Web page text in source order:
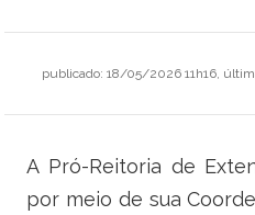
Ministério do Desenvolvimento Social
publicado: 18/05/2026 11h16,
A Pró-Reitoria de
por meio de sua